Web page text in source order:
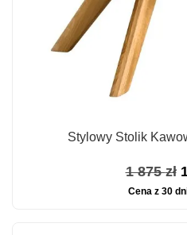
Stylowy Stolik
1 875zł
Cena z 30